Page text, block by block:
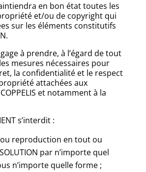
en bon état toutes les
et/ou de copyright qui
sur les éléments constitutifs
à prendre, à l’égard de tout
les mesures nécessaires pour
la confidentialité et le respect
attachées aux
et notamment à la
s’interdit :
reproduction en tout ou
par n’importe quel
n’importe quelle forme ;